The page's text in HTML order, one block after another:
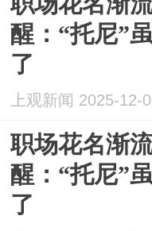
醒：“托尼”
了
上观新闻 2025-12-
职场花名渐
醒：“托尼”
了